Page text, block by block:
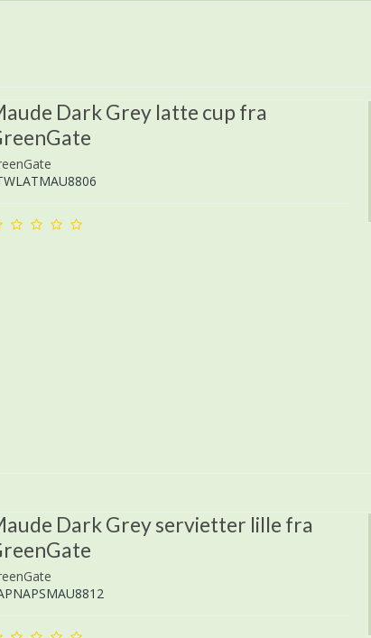
Dark Grey latte cup fra
Dark Grey servietter lille fra